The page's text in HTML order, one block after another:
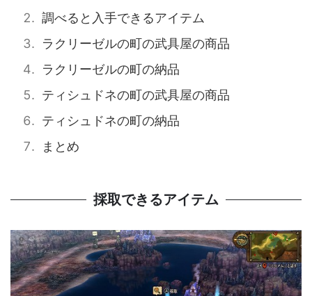
調べると入手できるアイテム
ラクリーゼルの町の武具屋の商品
ラクリーゼルの町の納品
ティシュドネの町の武具屋の商品
ティシュドネの町の納品
まとめ
採取できるアイテム